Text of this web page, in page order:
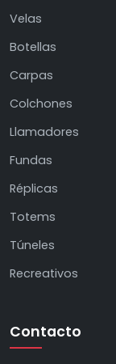
Velas
Botellas
Carpas
Colchones
Llamadores
Fundas
Réplicas
Totems
Túneles
Recreativos
Contacto